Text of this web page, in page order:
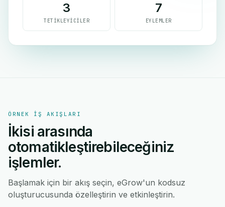
3
TETIKLEYICILER
7
EYLEMLER
ÖRNEK IŞ AKIŞLARI
İkisi arasında
otomatikleştirebileceğiniz
işlemler.
Başlamak için bir akış seçin, eGrow'un kodsuz
oluşturucusunda özelleştirin ve etkinleştirin.